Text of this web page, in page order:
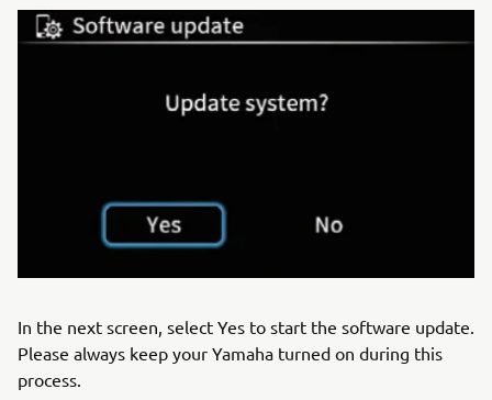
In the next screen, select Yes to start the software update.
Please always keep your Yamaha turned on during this
process.